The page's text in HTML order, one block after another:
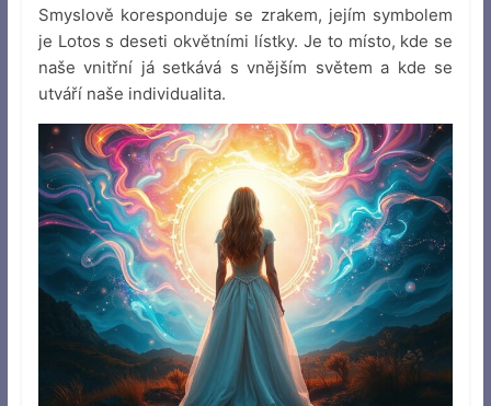
Smyslově koresponduje se zrakem, jejím symbolem
je Lotos s deseti okvětními lístky. Je to místo, kde se
naše vnitřní já setkává s vnějším světem a kde se
utváří naše individualita.